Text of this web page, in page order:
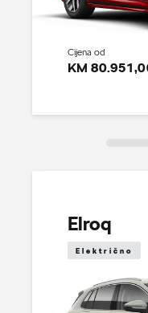
Cijena od
KM
Elroq
Električno